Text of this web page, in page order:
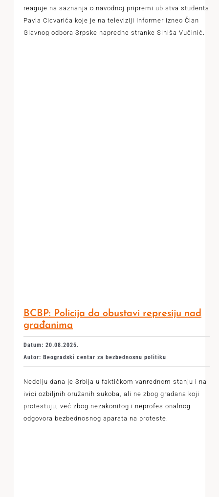
reaguje na saznanja o navodnoj pripremi ubistva studenta
Pavla Cicvarića koje je na televiziji Informer izneo Član
Glavnog odbora Srpske napredne stranke Siniša Vučinić.
BCBP: Policija da obustavi represiju nad
građanima
Datum: 20.08.2025.
Autor: Beogradski centar za bezbednosnu politiku
Nedelju dana je Srbija u faktičkom vanrednom stanju i na
ivici ozbiljnih oružanih sukoba, ali ne zbog građana koji
protestuju, već zbog nezakonitog i neprofesionalnog
odgovora bezbednosnog aparata na proteste.